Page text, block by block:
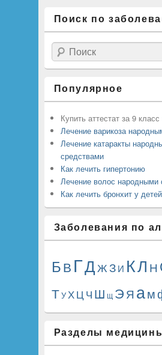
Поиск по
Поиск
Популярное
Купить аттестат за 9 класс
Лечение варикоза
Лечение катаракты
средствами
Как лечить гипертонию
Лечение волос народными
Как лечить бронхит у детей
Заболевания по
БВ ГДЖЗ И КЛ Н
ТУ ХЦ Ч Ш Щ ЭЯам
Разделы